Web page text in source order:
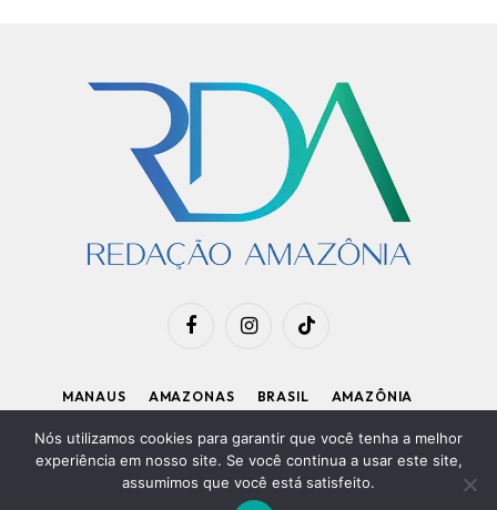
FacebookInstagramTikTok
MANAUS AMAZONAS BRASIL
AMAZÔNIA
APOIE O RDA
Diretor Executivo: Kleiton Renzo|Política de Privacidade
Nós utilizamos cookies para garantir que você tenha a melhor
experiência em nosso site. Se você continua a usar este site,
assumimos que você está satisfeito.